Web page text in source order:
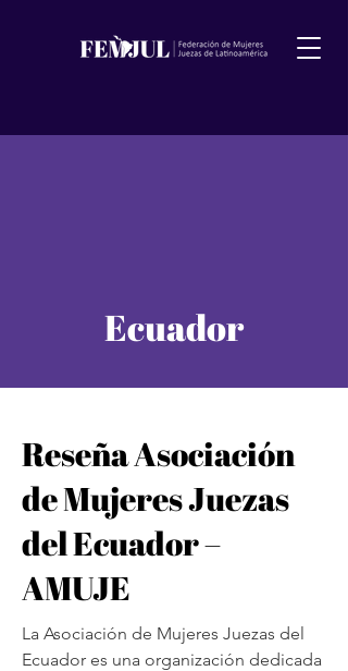
Ecuador
Reseña Asociación
de Mujeres Juezas
del Ecuador –
AMUJE
La Asociación de Mujeres Juezas del
Ecuador es una organización dedicada